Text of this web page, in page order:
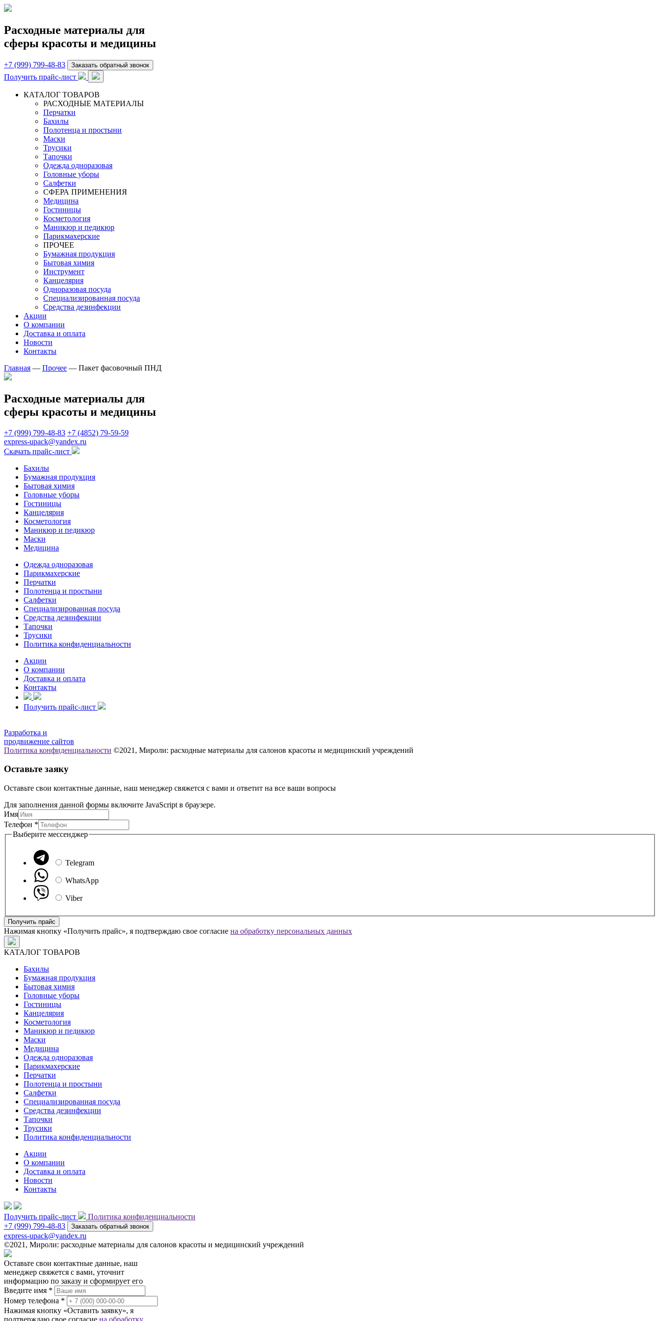
Расходные материалы для
сферы красоты и медицины
+7 (999) 799-48-83 Заказать обратный звонок
Получить прайс-лист
КАТАЛОГ ТОВАРОВ
РАСХОДНЫЕ МАТЕРИАЛЫ
Перчатки
Бахилы
Полотенца и простыни
Маски
Трусики
Тапочки
Одежда одноразовая
Головные уборы
Салфетки
СФЕРА ПРИМЕНЕНИЯ
Медицина
Гостиницы
Косметология
Маникюр и педикюр
Парикмахерские
ПРОЧЕЕ
Бумажная продукция
Бытовая химия
Инструмент
Канцелярия
Одноразовая посуда
Специализированная посуда
Средства дезинфекции
Акции
О компании
Доставка и оплата
Новости
Контакты
Главная — Прочее — Пакет фасовочный ПНД
Расходные материалы для
сферы красоты и медицины
+7 (999) 799-48-83 +7 (4852) 79-59-59
express-upack@yandex.ru
Скачать прайс-лист
Бахилы
Бумажная продукция
Бытовая химия
Головные уборы
Гостиницы
Канцелярия
Косметология
Маникюр и педикюр
Маски
Медицина
Одежда одноразовая
Парикмахерские
Перчатки
Полотенца и простыни
Салфетки
Специализированная посуда
Средства дезинфекции
Тапочки
Трусики
Политика конфиденциальности
Акции
О компании
Доставка и оплата
Контакты
Получить прайс-лист
Разработка и
продвижение сайтов
Политика конфиденциальности ©2021, Мироли: расходные материалы для салонов красоты и медицинский учреждений
Оставьте заяку
Оставьте свои контактные данные, наш менеджер свяжется с вами и ответит на все ваши вопросы
Для заполнения данной формы включите JavaScript в браузере.
Имя
Выберите
мессенджер
Телефон *
Выберите мессенджер
Telegram
WhatsApp
Viber
Получить прайс
Нажимая кнопку «Получить прайс», я подтверждаю свое согласие на обработку персональных данных
КАТАЛОГ ТОВАРОВ
Бахилы
Бумажная продукция
Бытовая химия
Головные уборы
Гостиницы
Канцелярия
Косметология
Маникюр и педикюр
Маски
Медицина
Одежда одноразовая
Парикмахерские
Перчатки
Полотенца и простыни
Салфетки
Специализированная посуда
Средства дезинфекции
Тапочки
Трусики
Политика конфиденциальности
Акции
О компании
Доставка и оплата
Новости
Контакты
Получить прайс-лист
Политика конфиденциальности
+7 (999) 799-48-83
Заказать обратный звонок
express-upack@yandex.ru
©2021, Мироли: расходные материалы для салонов красоты и медицинский учреждений
Оставьте свои контактные данные, наш
менеджер свяжется с вами, уточнит
информацию по заказу и сформирует его
Введите имя *
Номер телефона *
Нажимая кнопку «Оставить заявку», я
подтверждаю свое согласие на обработку